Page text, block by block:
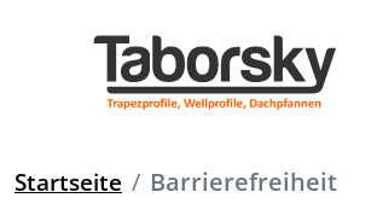
Startseite Barrierefreiheit